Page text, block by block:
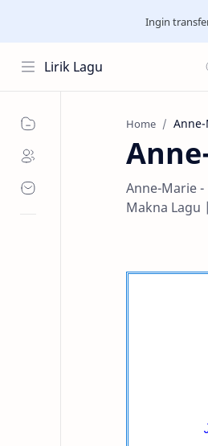
Ingin
Lirik Lagu
Home
Anne-Marie
Makna